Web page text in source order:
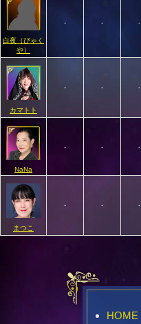
白夜（びゃく
や）
- - -
カマトト
- - -
NaNa
- - -
まつこ
- - -
HOME